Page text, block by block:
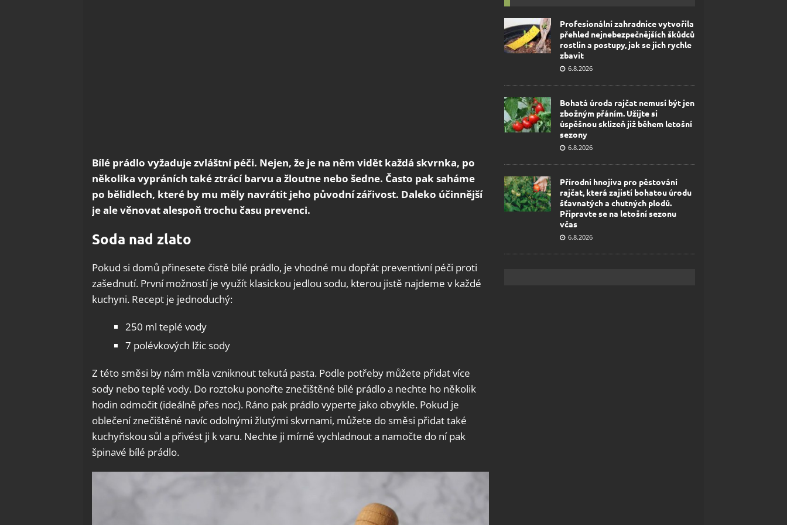
Bílé prádlo vyžaduje zvláštní péči. Nejen, že je na něm vidět každá skvrnka, po
několika vypráních také ztrácí barvu a žloutne nebo šedne. Často pak saháme
po bělidlech, které by mu měly navrátit jeho původní zářivost. Daleko účinnější
je ale věnovat alespoň trochu času prevenci.
Soda nad zlato
Pokud si domů přinesete čistě bílé prádlo, je vhodné mu dopřát preventivní péči proti
zašednutí. První možností je využít klasickou jedlou sodu, kterou jistě najdeme v každé
kuchyni. Recept je jednoduchý:
250 ml teplé vody
7 polévkových lžic sody
Z této směsi by nám měla vzniknout tekutá pasta. Podle potřeby můžete přidat více
sody nebo teplé vody. Do roztoku ponořte znečištěné bílé prádlo a nechte ho několik
hodin odmočit (ideálně přes noc). Ráno pak prádlo vyperte jako obvykle. Pokud je
oblečení znečištěné navíc odolnými žlutými skvrnami, můžete do směsi přidat také
kuchyňskou sůl a přivést ji k varu. Nechte ji mírně vychladnout a namočte do ní pak
špinavé bílé prádlo.
Profesionální zahradnice vytvořila
přehled nejnebezpečnějších škůdců
rostlin a postupy, jak se jich rychle
zbavit
6.8.2026
Bohatá úroda rajčat nemusí být jen
zbožným přáním. Užijte si
úspěšnou sklizeň již během letošní
sezony
6.8.2026
Přírodní hnojiva pro pěstování
rajčat, která zajistí bohatou úrodu
šťavnatých a chutných plodů.
Připravte se na letošní sezonu
včas
6.8.2026